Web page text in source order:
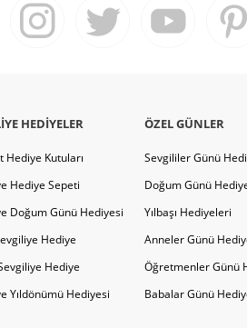
HEDIYELER
Hediye Kutuları
Hediye Sepeti
Doğum Günü Hediyesi
Hediye
Hediye
Yıldönümü Hediyesi
ÖZEL GÜNLER
Sevgililer Günü
Doğum Günü
Yılbaşı Hediyeleri
Anneler Günü
Öğretmenler Günü
Babalar Günü